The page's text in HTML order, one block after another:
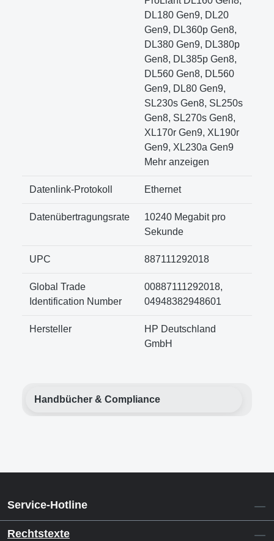
DL180 Gen9, DL20
Gen9, DL360p Gen8,
DL380 Gen9, DL380p
Gen8, DL385p Gen8,
DL560 Gen8, DL560
Gen9, DL80 Gen9,
SL230s Gen8, SL250s
Gen8, SL270s Gen8,
XL170r Gen9, XL190r
Gen9, XL230a Gen9
Mehr anzeigen
Datenlink-Protokoll Ethernet
Datenübertragungsrate
10240 Megabit pro
Sekunde
UPC 887111292018
Global Trade
Identification Number
00887111292018,
04948382948601
Hersteller
HP Deutschland
GmbH
Handbücher & Compliance
Service-Hotline
Rechtstexte